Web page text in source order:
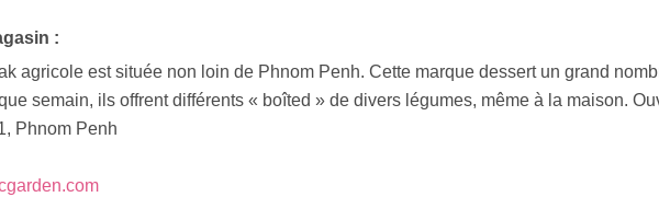
:
agricole est située non loin de Phnom Penh. Cette marque dessert un grand
semain, ils offrent différents « boîted » de divers légumes, même à la maison.
Phnom Penh